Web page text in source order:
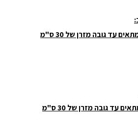
עד גובה מזרן של 30 ס"מ
עד גובה מזרן של 30 ס"מ